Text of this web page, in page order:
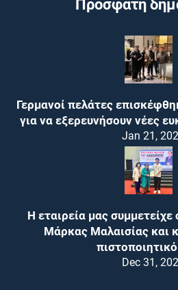
Πρόσφατη
Γερμανοί πελάτες
για να εξερευνήσουν νέες
Jan 21,
Η εταιρεία μας
Μάρκας Μαλαισίας και
Dec 31,